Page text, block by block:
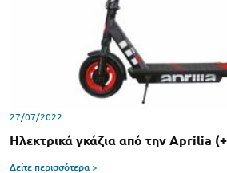
27/07/2022
Hλεκτρικά γκάζια από την Aprilia
Δείτε περισσότερα >